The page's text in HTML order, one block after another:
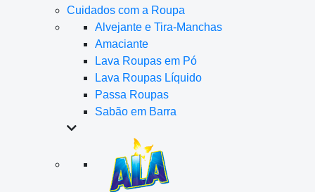
Cuidados com a Roupa
Alvejante e Tira-Manchas
Amaciante
Lava Roupas em Pó
Lava Roupas Líquido
Passa Roupas
Sabão em Barra